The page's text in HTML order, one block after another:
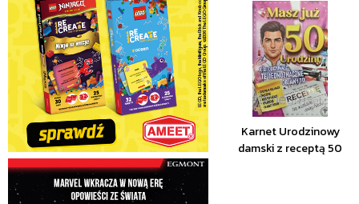
Karnet Urodzinowy
damski z receptą 50